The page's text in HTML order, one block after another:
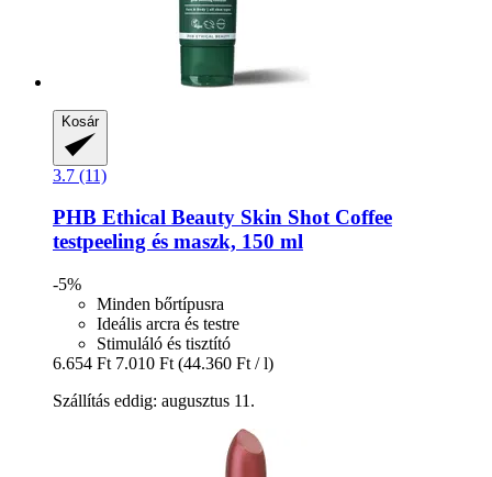
Kosár
3.7 (11)
PHB Ethical Beauty Skin Shot Coffee
testpeeling és maszk, 150 ml
-5%
Minden bőrtípusra
Ideális arcra és testre
Stimuláló és tisztító
6.654 Ft 7.010 Ft (44.360 Ft / l)
Szállítás eddig: augusztus 11.